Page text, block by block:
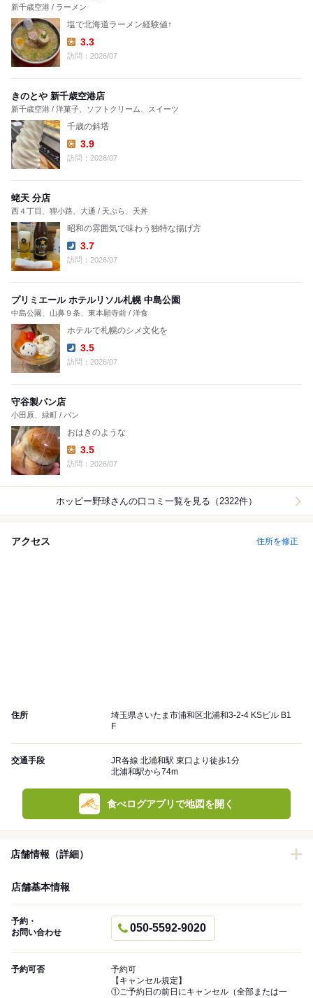
新千歳空港 / ラーメン
塩で北海道ラーメン経験値↑
Lunch:
3.3
訪問：2026/07
きのとや 新千歳空港店
新千歳空港 / 洋菓子、ソフトクリーム、スイーツ
千歳の斜塔
Lunch:
3.9
訪問：2026/07
蛯天 分店
西４丁目、狸小路、大通 / 天ぷら、天丼
昭和の雰囲気で味わう独特な揚げ方
Dinner:
3.7
訪問：2026/07
プリミエール ホテルリソル札幌 中島公園
中島公園、山鼻９条、東本願寺前 / 洋食
ホテルで札幌のシメ文化を
Dinner:
3.5
訪問：2026/07
守谷製パン店
小田原、緑町 / パン
おはきのような
Lunch:
3.5
訪問：2026/07
ホッピー野球さんの口コミ一覧を見る（2322件）
アクセス 住所を修正
住所
埼玉県さいたま市浦和区北浦和3-2-4 KSビル B1
F
交通手段
JR各線 北浦和駅 東口より徒歩1分
北浦和駅から74m
食べログアプリで地図を開く
店舗情報（詳細）
店舗基本情報
予約・
お問い合わせ
050-5592-9020
予約可否
予約可
【キャンセル規定】
①ご予約日の前日にキャンセル（全部または一